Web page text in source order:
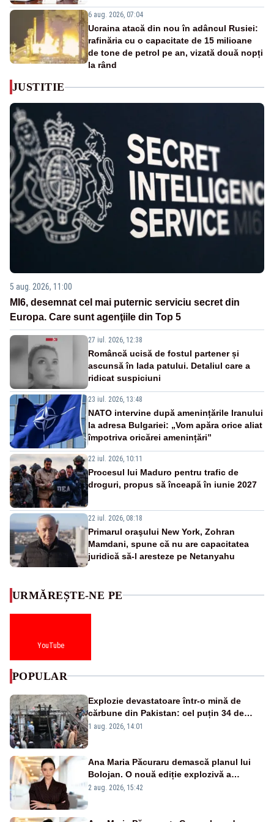
6 aug. 2026, 07:04
Ucraina atacă din nou în adâncul Rusiei:
rafinăria cu o capacitate de 15 milioane
de tone de petrol pe an, vizată două nopți
la rând
JUSTITIE
5 aug. 2026, 11:00
MI6, desemnat cel mai puternic serviciu secret din
Europa. Care sunt agenţiile din Top 5
27 iul. 2026, 12:38
Româncă ucisă de fostul partener și
ascunsă în lada patului. Detaliul care a
ridicat suspiciuni
23 iul. 2026, 13:48
NATO intervine după amenințările Iranului
la adresa Bulgariei: „Vom apăra orice aliat
împotriva oricărei amenințări”
22 iul. 2026, 10:11
Procesul lui Maduro pentru trafic de
droguri, propus să înceapă în iunie 2027
22 iul. 2026, 08:18
Primarul oraşului New York, Zohran
Mamdani, spune că nu are capacitatea
juridică să-l aresteze pe Netanyahu
URMĂREȘTE-NE PE
YouTube
POPULAR
Explozie devastatoare într-o mină de
cărbune din Pakistan: cel puțin 34 de
morți - VIDEO
1 aug. 2026, 14:01
Ana Maria Păcuraru demască planul lui
Bolojan. O nouă ediție explozivă a
emisiunii „Miza Zilei” la Realitatea PLUS
2 aug. 2026, 15:42